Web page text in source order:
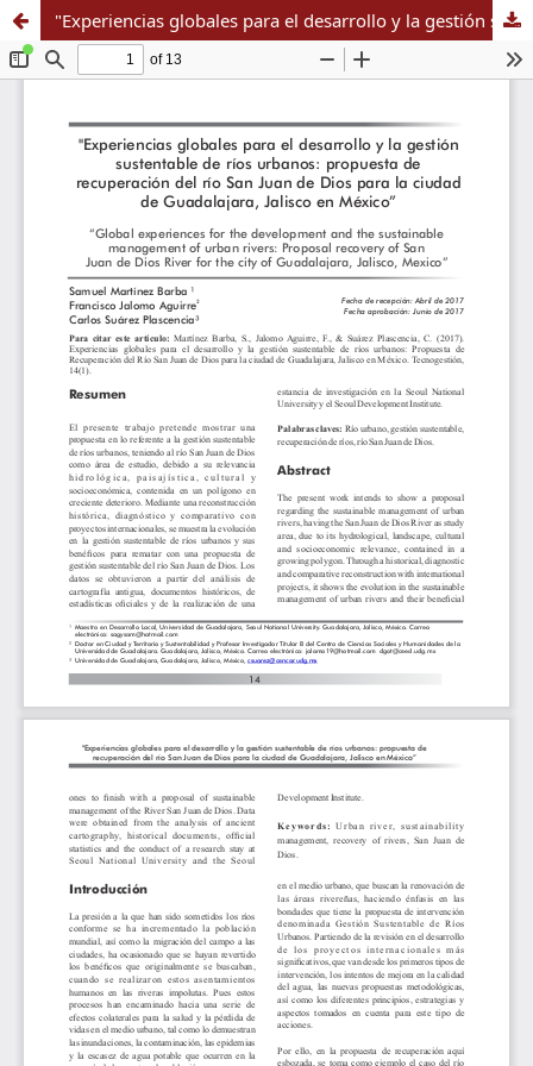
"Experiencias globales para el desarrollo y la gestión sustentable de ríos urbanos: propuesta de recuperación del río San Juan de Dios para la ciudad de Guadalajara, Jalisco en México”